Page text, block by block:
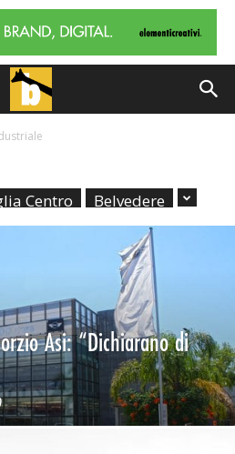
Centro Belvedere
Asi: “Dichiarano di